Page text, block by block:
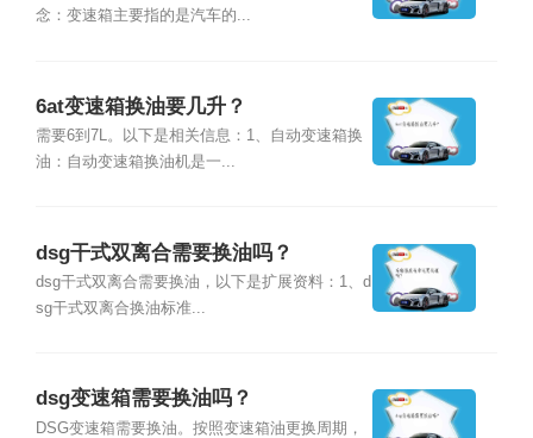
念：变速箱主要指的是汽车的...
6at变速箱换油要几升？
需要6到7L。以下是相关信息：1、自动变速箱换
油：自动变速箱换油机是一...
dsg干式双离合需要换油吗？
dsg干式双离合需要换油，以下是扩展资料：1、d
sg干式双离合换油标准...
dsg变速箱需要换油吗？
DSG变速箱需要换油。按照变速箱油更换周期，